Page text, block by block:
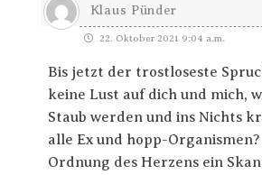
Klaus Pünder
22. Oktober 2021 9:04 a.m.
Bis jetzt der trostloseste
keine Lust auf dich und mich,
Staub werden und ins Nichts
alle Ex und hopp-
Ordnung des Herzens ein